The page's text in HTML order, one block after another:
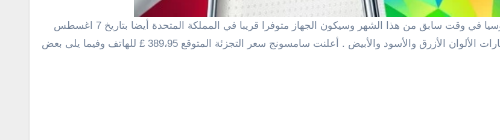
في وقت سابق من هذا الشهر وسيكون الجهاز متوفرا قريبا في المملكة المتحدة
أيضا بتاريخ 7 اغسطس
الألوان الأزرق والأسود والأبيض . أعلنت سامسونج سعر التجزئة المتوقع
389،95 £ للهاتف وفيما يلى بعض